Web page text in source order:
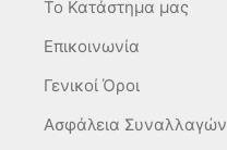
To Κατάστημα μας
Επικοινωνία
Γενικοί Όροι
Ασφάλεια Συναλλαγών